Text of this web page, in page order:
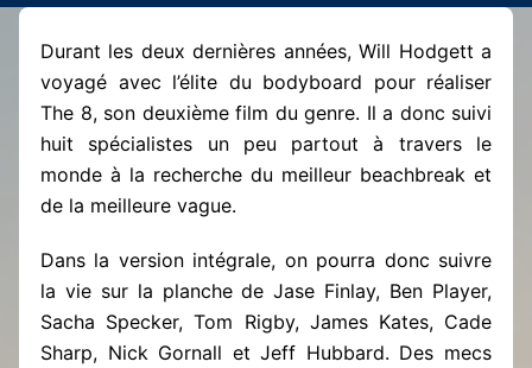
Durant les deux dernières années, Will Hodgett a
voyagé avec l’élite du bodyboard pour réaliser
The 8, son deuxième film du genre. Il a donc suivi
huit spécialistes un peu partout à travers le
monde à la recherche du meilleur beachbreak et
de la meilleure vague.
Dans la version intégrale, on pourra donc suivre
la vie sur la planche de Jase Finlay, Ben Player,
Sacha Specker, Tom Rigby, James Kates, Cade
Sharp, Nick Gornall et Jeff Hubbard. Des mecs